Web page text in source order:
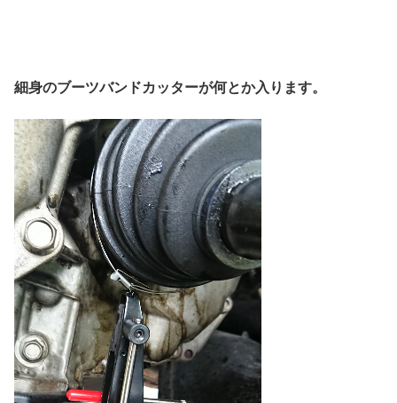
細身のブーツバンドカッターが何とか入ります。